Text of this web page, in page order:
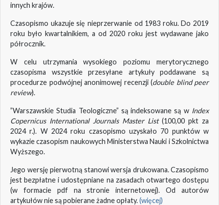
innych krajów.
Czasopismo ukazuje się nieprzerwanie od 1983 roku. Do 2019
roku było kwartalnikiem, a od 2020 roku jest wydawane jako
półrocznik.
W celu utrzymania wysokiego poziomu merytorycznego
czasopisma wszystkie przesyłane artykuły poddawane są
procedurze podwójnej anonimowej recenzji (double blind peer
review).
”Warszawskie Studia Teologiczne” są indeksowane są w Index
Copernicus International Journals Master List(100,00 pkt za
2024 r.). W 2024 roku czasopismo uzyskało 70 punktów w
wykazie czasopism naukowych Ministerstwa Nauki i Szkolnictwa
Wyższego.
Jego wersję pierwotną stanowi wersja drukowana. Czasopismo
jest bezpłatne i udostępniane na zasadach otwartego dostępu
(w formacie pdf na stronie internetowej). Od autorów
artykułów nie są pobierane żadne opłaty.(więcej)